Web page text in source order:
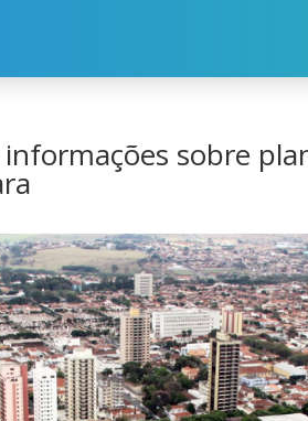
informações sobre planejamento do
sobre